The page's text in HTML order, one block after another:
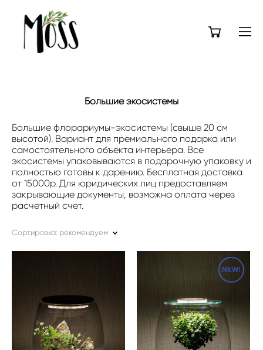
Большие экосистемы
Большие флорариумы-экосистемы (свыше 20 см
высотой). Вариант для премиального подарка или
самостоятельного объекта интерьера. Все
экосистемы упаковываются в подарочную упаковку и
полностью готовы к дарению. Бесплатная доставка
от 15000р. Для юридических лиц предоставляем
закрывающие документы, возможна оплата через
расчетный счет.
Сортировка: рекомендуем
NEW!